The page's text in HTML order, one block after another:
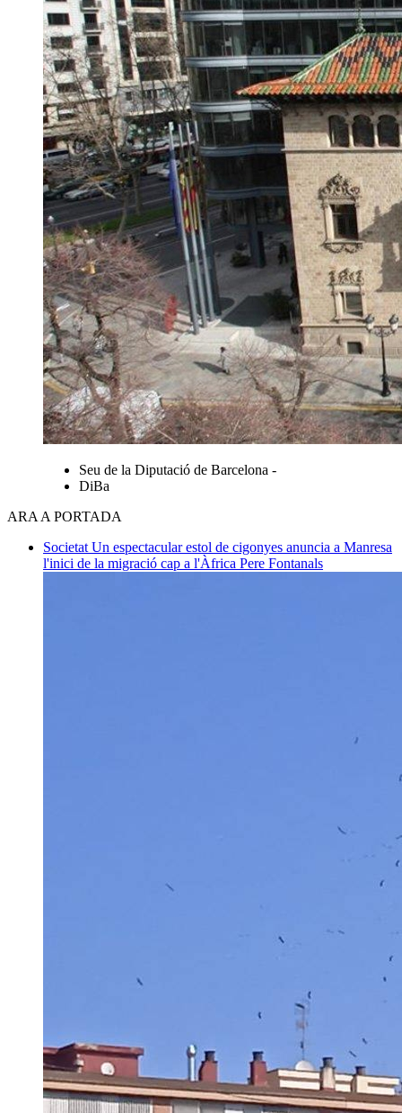
Seu de la Diputació de Barcelona -
DiBa
ARA A PORTADA
Societat Un espectacular estol de cigonyes anuncia a Manresa
l'inici de la migració cap a l'Àfrica Pere Fontanals